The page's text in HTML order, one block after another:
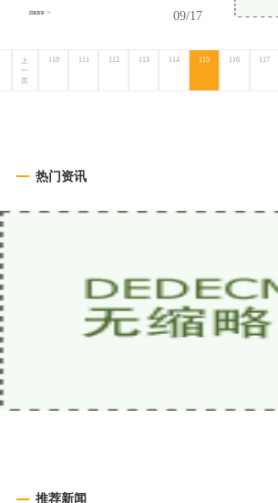
不仅涉及到水的使用，还关系到水费的
more > 09/17
上
一
页
110 111 112 113 114 115 116 117
热门资讯
推荐新闻